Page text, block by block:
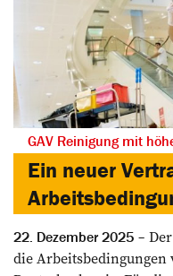
GAV Reinigung mit
Ein neuer
22. Dezember 2025
die Arbeitsbedingungen